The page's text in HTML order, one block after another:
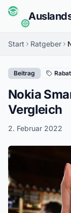
Start Ratgeber
Beitrag
Nokia
Vergleich
2. Februar 2022